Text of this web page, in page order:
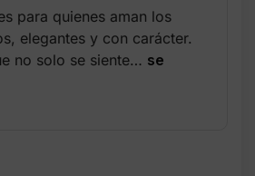
para quienes aman los
elegantes y con carácter.
no solo se siente… se